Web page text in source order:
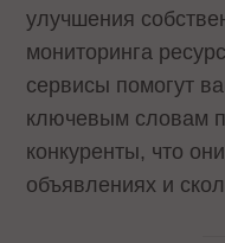
улучшения
мониторинга
сервисы помогут
ключевым словам
конкуренты, что
объявлениях и